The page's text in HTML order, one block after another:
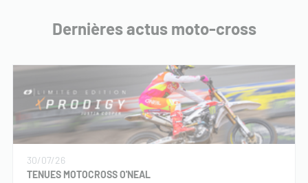
Dernières actus moto-cross
30/07/26
TENUES MOTOCROSS O'NEAL